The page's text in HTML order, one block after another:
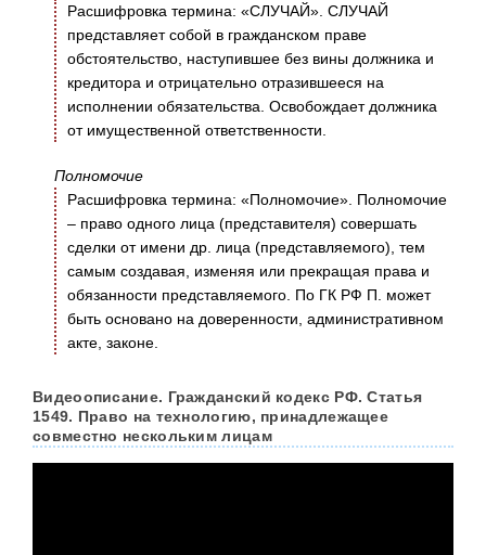
Расшифровка термина: «СЛУЧАЙ». СЛУЧАЙ
представляет собой в гражданском праве
обстоятельство, наступившее без вины должника и
кредитора и отрицательно отразившееся на
исполнении обязательства. Освобождает должника
от имущественной ответственности.
Полномочие
Расшифровка термина: «Полномочие». Полномочие
– право одного лица (представителя) совершать
сделки от имени др. лица (представляемого), тем
самым создавая, изменяя или прекращая права и
обязанности представляемого. По ГК РФ П. может
быть основано на доверенности, административном
акте, законе.
Видеоописание. Гражданский кодекс РФ. Статья
1549. Право на технологию, принадлежащее
совместно нескольким лицам